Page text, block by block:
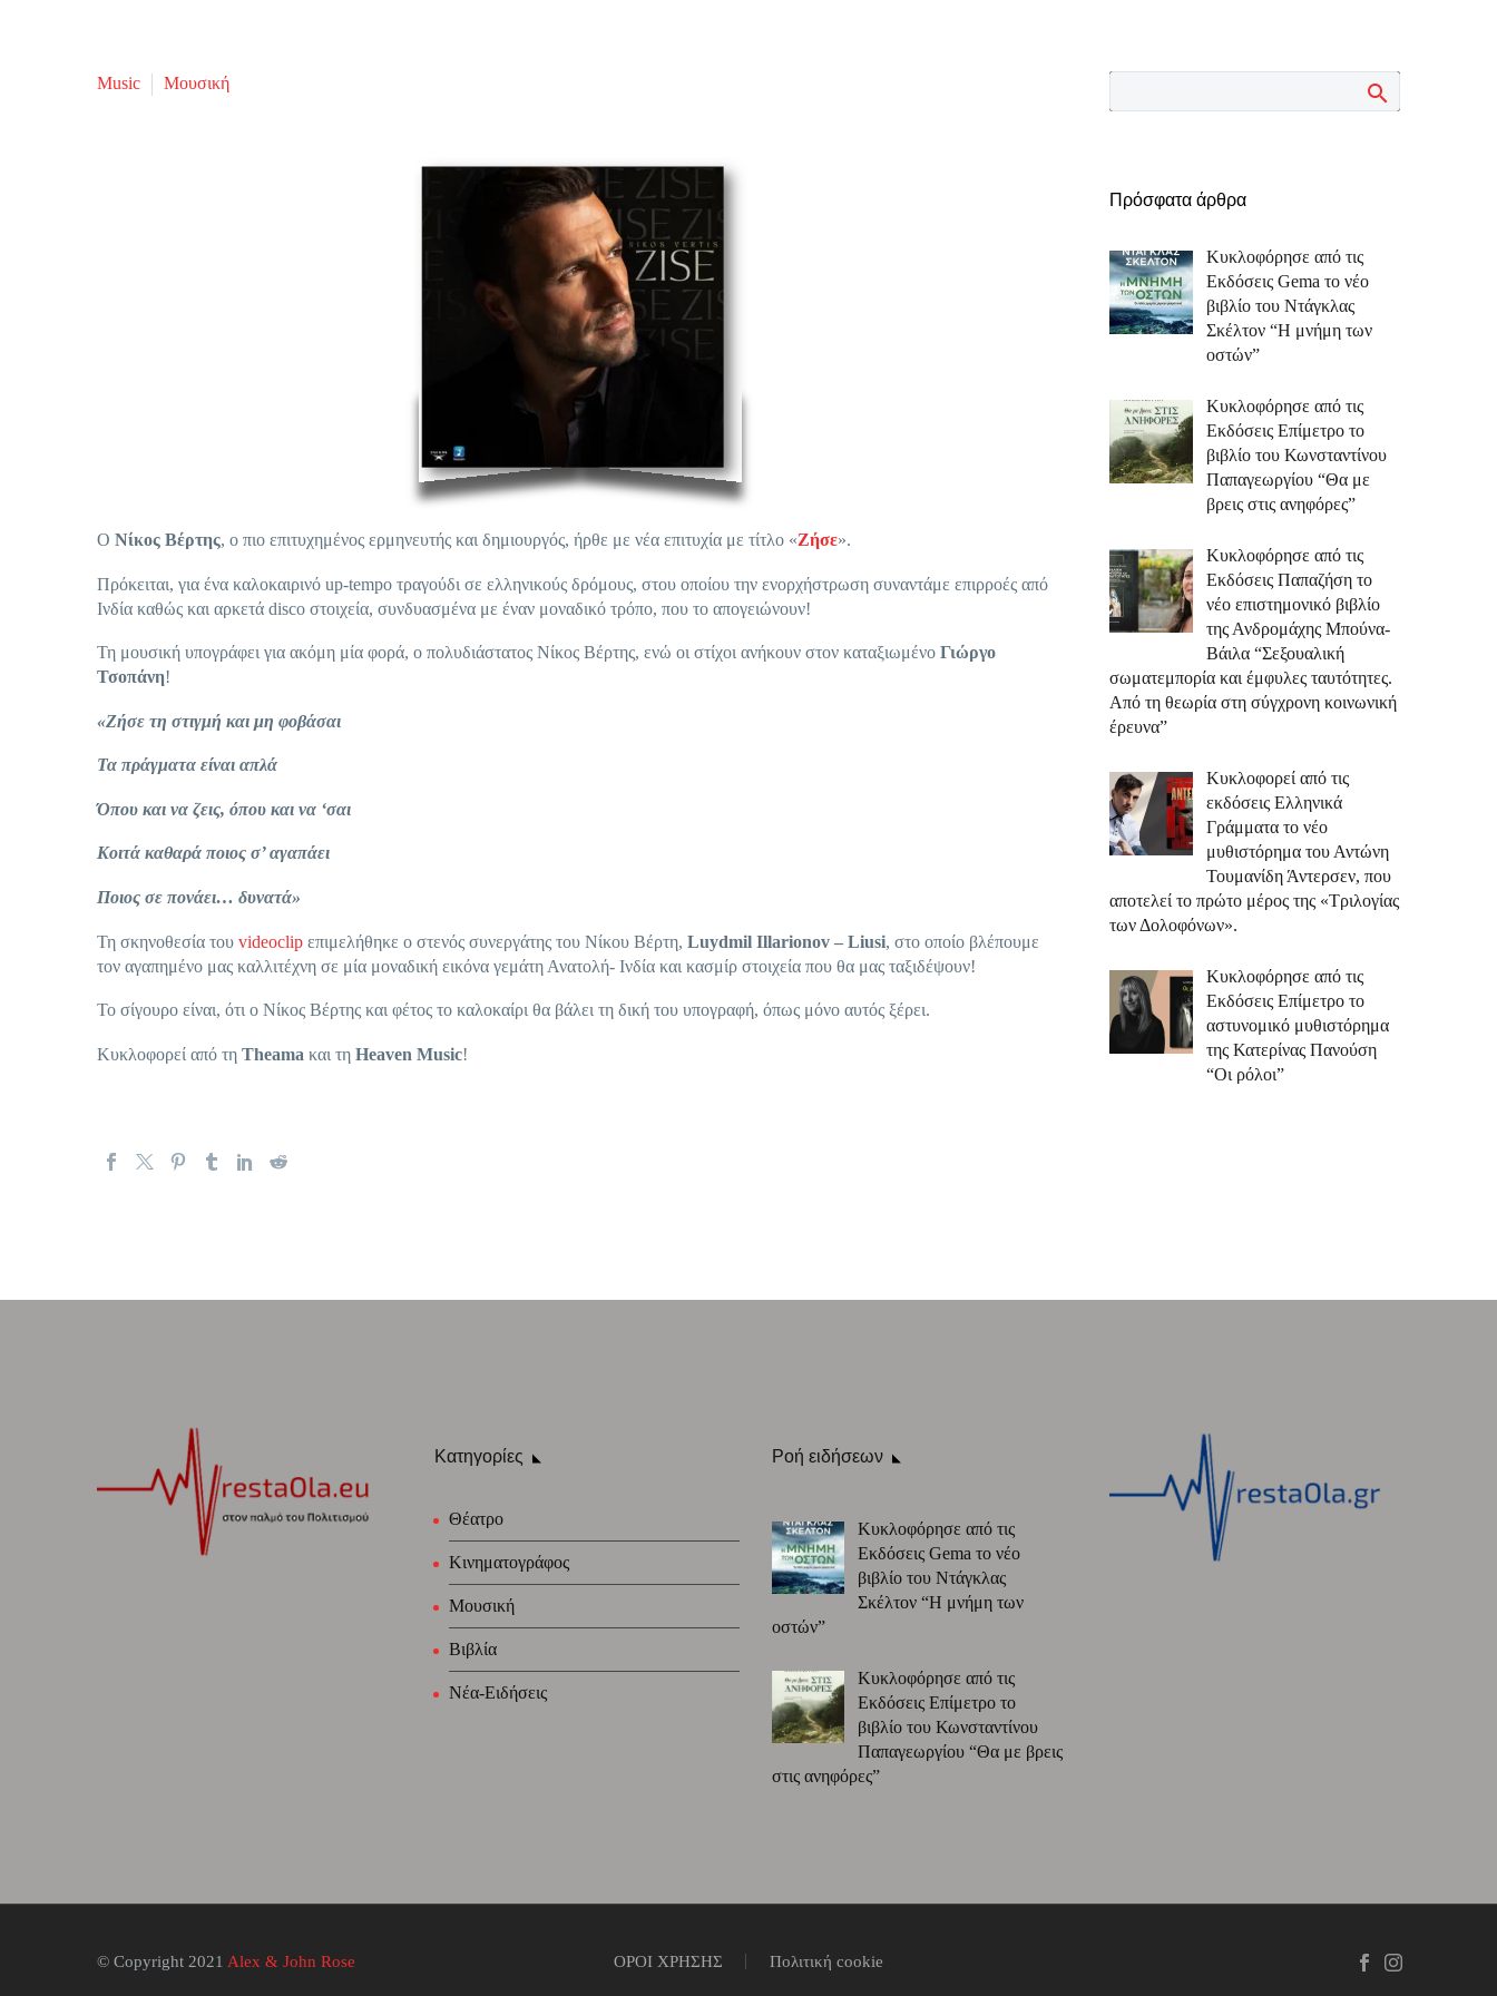
Music Μουσική
Ο Νίκος Βέρτης, ο πιο επιτυχημένος ερμηνευτής και δημιουργός, ήρθε με νέα επιτυχία με τίτλο «Ζήσε».
Πρόκειται, για ένα καλοκαιρινό up-tempo τραγούδι σε ελληνικούς δρόμους, στου οποίου την ενορχήστρωση συναντάμε επιρροές από
Ινδία καθώς και αρκετά disco στοιχεία, συνδυασμένα με έναν μοναδικό τρόπο, που το απογειώνουν!
Τη μουσική υπογράφει για ακόμη μία φορά, ο πολυδιάστατος Νίκος Βέρτης, ενώ οι στίχοι ανήκουν στον καταξιωμένο Γιώργο
Τσοπάνη!
«Ζήσε τη στιγμή και μη φοβάσαι
Τα πράγματα είναι απλά
Όπου και να ζεις, όπου και να ‘σαι
Κοιτά καθαρά ποιος σ’ αγαπάει
Ποιος σε πονάει… δυνατά»
Τη σκηνοθεσία του videoclip επιμελήθηκε ο στενός συνεργάτης του Νίκου Βέρτη, Luydmil Illarionov – Liusi, στο οποίο βλέπουμε
τον αγαπημένο μας καλλιτέχνη σε μία μοναδική εικόνα γεμάτη Ανατολή- Ινδία και κασμίρ στοιχεία που θα μας ταξιδέψουν!
Το σίγουρο είναι, ότι ο Νίκος Βέρτης και φέτος το καλοκαίρι θα βάλει τη δική του υπογραφή, όπως μόνο αυτός ξέρει.
Κυκλοφορεί από τη Theama και τη Heaven Music!
Πρόσφατα άρθρα
Κυκλοφόρησε από τις
Εκδόσεις Gema το νέο
βιβλίο του Ντάγκλας
Σκέλτον “Η μνήμη των
οστών”
Κυκλοφόρησε από τις
Εκδόσεις Επίμετρο το
βιβλίο του Κωνσταντίνου
Παπαγεωργίου “Θα με
βρεις στις ανηφόρες”
Κυκλοφόρησε από τις
Εκδόσεις Παπαζήση το
νέο επιστημονικό βιβλίο
της Ανδρομάχης Μπούνα-
Βάιλα “Σεξουαλική
σωματεμπορία και έμφυλες ταυτότητες.
Από τη θεωρία στη σύγχρονη κοινωνική
έρευνα”
Κυκλοφορεί από τις
εκδόσεις Ελληνικά
Γράμματα το νέο
μυθιστόρημα του Αντώνη
Τουμανίδη Άντερσεν, που
αποτελεί το πρώτο μέρος της «Τριλογίας
των Δολοφόνων».
Κυκλοφόρησε από τις
Εκδόσεις Επίμετρο το
αστυνομικό μυθιστόρημα
της Κατερίνας Πανούση
“Οι ρόλοι”
Κατηγορίες
Θέατρο
Κινηματογράφος
Μουσική
Βιβλία
Νέα-Ειδήσεις
Ροή ειδήσεων
Κυκλοφόρησε από τις
Εκδόσεις Gema το νέο
βιβλίο του Ντάγκλας
Σκέλτον “Η μνήμη των
οστών”
Κυκλοφόρησε από τις
Εκδόσεις Επίμετρο το
βιβλίο του Κωνσταντίνου
Παπαγεωργίου “Θα με βρεις
στις ανηφόρες”
ΟΡΟΙ ΧΡΗΣΗΣ Πολιτική cookie
© Copyright 2021 Alex & John Rose